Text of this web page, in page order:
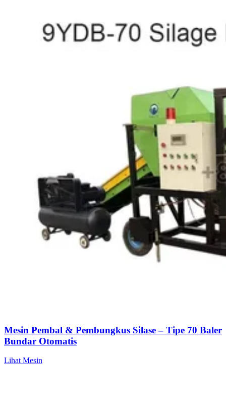
Mesin Pembal & Pembungkus Silase – Tipe 70 Baler
Bundar Otomatis
Lihat Mesin